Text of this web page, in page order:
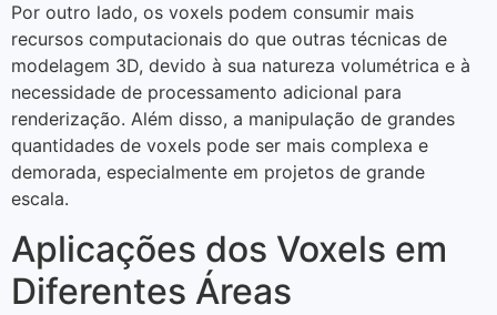
Por outro lado, os voxels podem consumir mais
recursos computacionais do que outras técnicas de
modelagem 3D, devido à sua natureza volumétrica e à
necessidade de processamento adicional para
renderização. Além disso, a manipulação de grandes
quantidades de voxels pode ser mais complexa e
demorada, especialmente em projetos de grande
escala.
Aplicações dos Voxels em
Diferentes Áreas